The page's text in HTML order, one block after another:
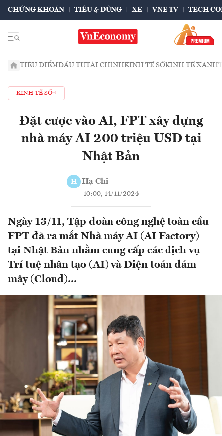
CHỨNG KHOÁN TIÊU & DÙNG XE VNE TV TECH
TIÊU ĐIỂMĐẦU TƯTÀI CHÍNHKINH TẾ SỐKINH TẾ XANH
KINH TẾ SỐ
Đặt cược vào AI, FPT xây dựng
nhà máy AI 200 triệu USD tại
Nhật Bản
H Hạ Chi
10:00, 14/11/2024
Ngày 13/11, Tập đoàn công nghệ toàn cầu
FPT đã ra mắt Nhà máy AI (AI Factory)
tại Nhật Bản nhằm cung cấp các dịch vụ
Trí tuệ nhân tạo (AI) và Điện toán đám
mây (Cloud)...